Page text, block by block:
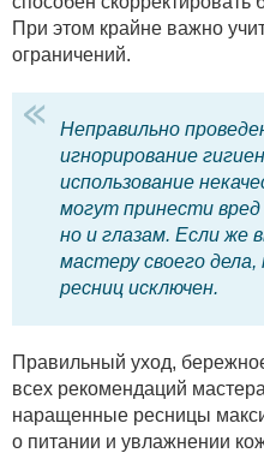
При этом крайне важно
ограничений.
Неправильно
игнорирование
использование
могут принести
но и глазам. Если же
мастеру своего
ресниц исключен.
Правильный уход,
всех рекомендаций
наращенные ресницы
о питании и увлажнении